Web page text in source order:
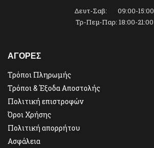
Δευτ-Σαβ: 09:00-15:00
Τρ-Πεμ-Παρ: 18:00-21:00
ΑΓΟΡΕΣ
Τρόποι Πληρωμής
Τρόποι & Έξοδα Αποστολής
Πολιτική επιστροφών
Όροι Χρήσης
Πολιτική απορρήτου
Ασφάλεια